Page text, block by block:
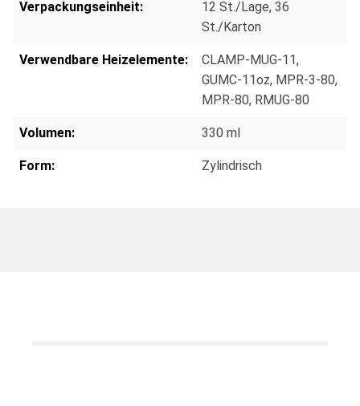
Verpackungseinheit: 12 St./Lage, 36
St./Karton
Verwendbare Heizelemente: CLAMP-MUG-11,
GUMC-11oz, MPR-3-80,
MPR-80, RMUG-80
Volumen: 330 ml
Form: Zylindrisch